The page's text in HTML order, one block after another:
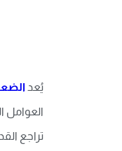
يُعد
العوامل
تراجع